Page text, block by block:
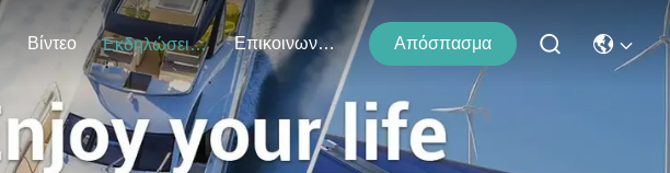
Βίντεο Εκδηλώσεις Επικοινωνήστε Μαζί Μας Απόσπασμα